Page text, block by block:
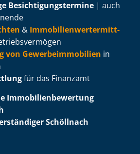
Be­sich­ti­gungs­ter­mi­ne | auch
& Im­mo­bi­li­en­wert­ermitt­
von Ge­wer­be­im­mo­bi­li­en in
für das Finanzamt
Im­mo­bi­li­en­be­wer­tung
Schöllnach